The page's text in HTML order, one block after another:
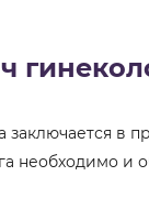
заключается в
необходимо и